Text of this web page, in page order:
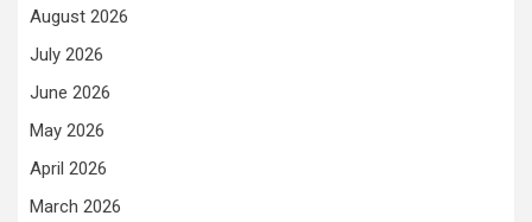
August 2026
July 2026
June 2026
May 2026
April 2026
March 2026